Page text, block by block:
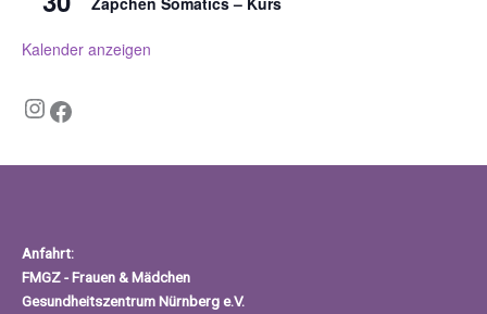
Kalender anzeigen
InstagramFacebook
Anfahrt:
FMGZ - Frauen & Mädchen
Gesundheitszentrum Nürnberg e.V.